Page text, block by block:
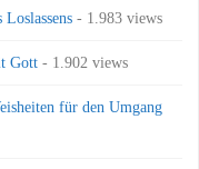
- 1.983 views
Gott - 1.902 views
für den Umgang